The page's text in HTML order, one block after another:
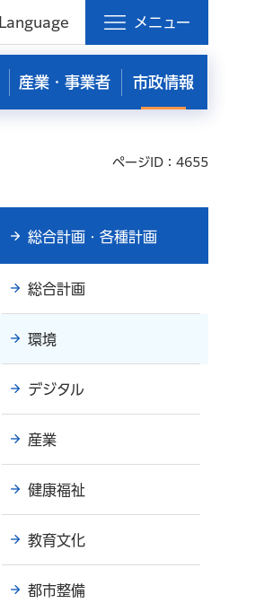
Language メニュー
産業・事業者 市政情報
ページID：4655
総合計画・各種計画
総合計画
環境
デジタル
産業
健康福祉
教育文化
都市整備